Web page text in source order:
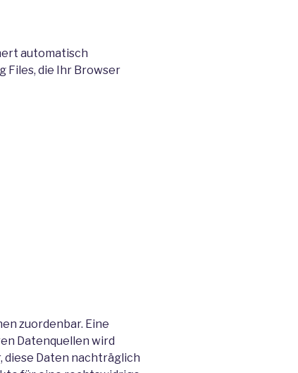
automatisch
Files, die Ihr Browser
zuordenbar. Eine
Datenquellen wird
diese Daten nachträglich